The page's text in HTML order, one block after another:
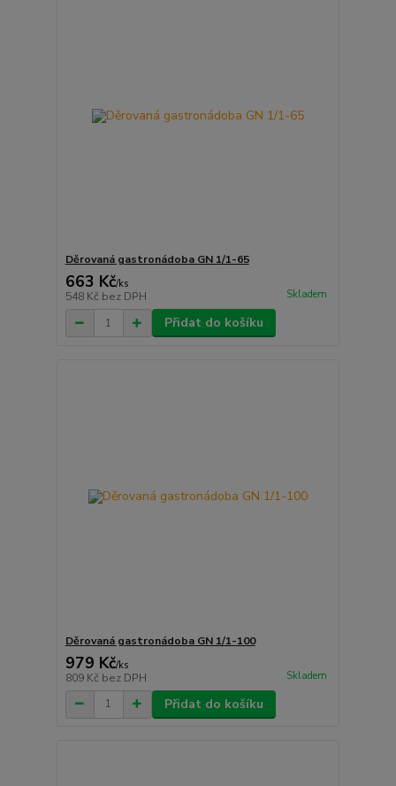
Děrovaná gastronádoba GN 1/1-65
663 Kč/ks
548 Kč bez DPH Skladem
Přidat do košíku
Děrovaná gastronádoba GN 1/1-100
979 Kč/ks
809 Kč bez DPH Skladem
Přidat do košíku